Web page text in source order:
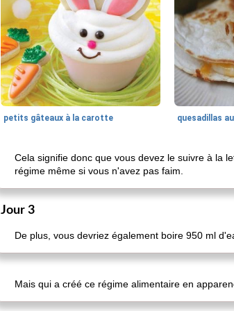
petits gâteaux à la carotte quesadillas
Cela signifie donc que vous devez le suivre à la
régime même si vous n'avez pas faim.
Jour 3
De plus, vous devriez également boire 950 ml
Mais qui a créé ce régime alimentaire en